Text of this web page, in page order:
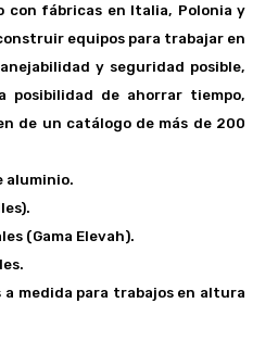
con fábricas en Italia, Polonia y
equipos para trabajar en
y seguridad posible,
posibilidad de ahorrar tiempo,
de un catálogo de más de 200
aluminio.
(Gama Elevah).
medida para trabajos en altura